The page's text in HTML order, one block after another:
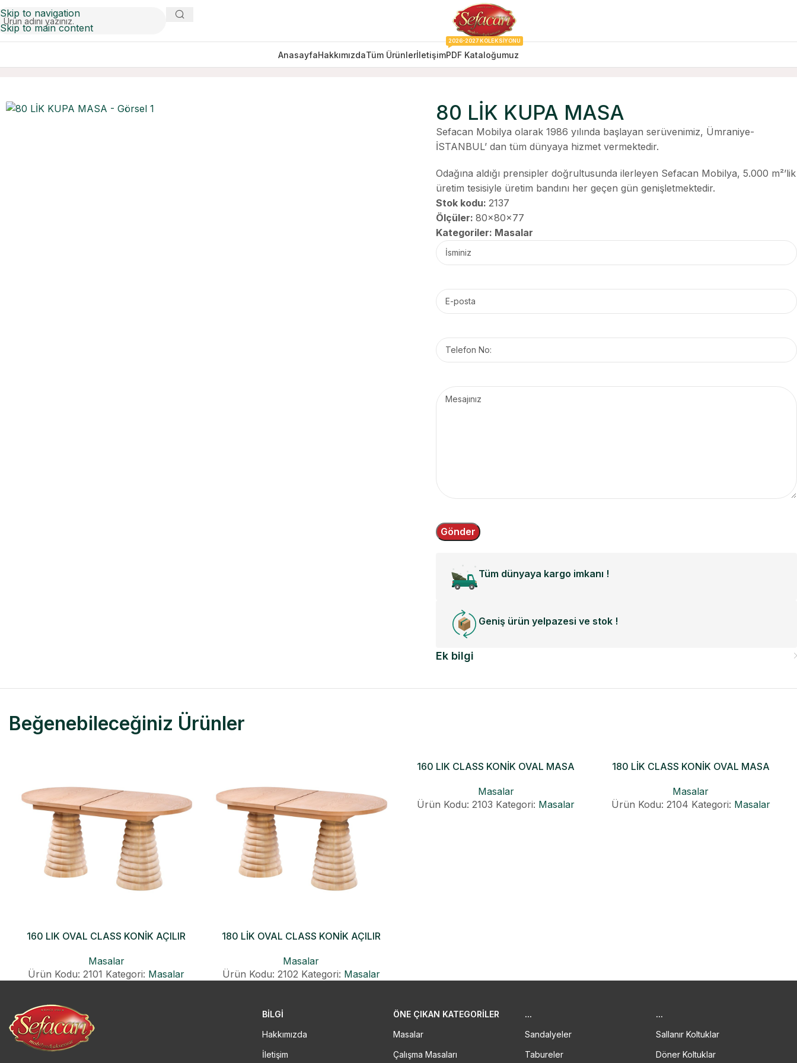
Skip to navigation
Skip to main content
AnasayfaHakkımızdaTüm ÜrünlerİletişimPDF Kataloğumuz
2026-2027 KOLEKSIYONU
80 LİK KUPA MASA
Sefacan Mobilya olarak 1986 yılında başlayan serüvenimiz, Ümraniye-
İSTANBUL’ dan tüm dünyaya hizmet vermektedir.
Odağına aldığı prensipler doğrultusunda ilerleyen Sefacan Mobilya, 5.000 m²’lik
üretim tesisiyle üretim bandını her geçen gün genişletmektedir.
Stok kodu: 2137
Ölçüler:80x80x77
Kategoriler: Masalar
Tüm dünyaya kargo imkanı !
Geniş ürün yelpazesi ve stok !
Ek bilgi
Beğenebileceğiniz Ürünler
160 LIK OVAL CLASS KONİK AÇILIR
Masalar
Ürün Kodu: 2101 Kategori: Masalar
180 LİK OVAL CLASS KONİK AÇILIR
Masalar
Ürün Kodu: 2102 Kategori: Masalar
160 LIK CLASS KONİK OVAL MASA
Masalar
Ürün Kodu: 2103 Kategori: Masalar
180 LİK CLASS KONİK OVAL MASA
Masalar
Ürün Kodu: 2104 Kategori: Masalar
BİLGİ
Hakkımızda
İletişim
ÖNE ÇIKAN KATEGORILER
Masalar
Çalışma Masaları
...
Sandalyeler
Tabureler
...
Sallanır Koltuklar
Döner Koltuklar